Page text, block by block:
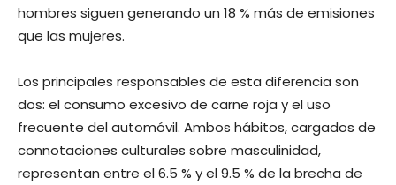
hombres siguen generando un 18 % más de emisiones
que las mujeres.
Los principales responsables de esta diferencia son
dos: el consumo excesivo de carne roja y el uso
frecuente del automóvil. Ambos hábitos, cargados de
connotaciones culturales sobre masculinidad,
representan entre el 6.5 % y el 9.5 % de la brecha de